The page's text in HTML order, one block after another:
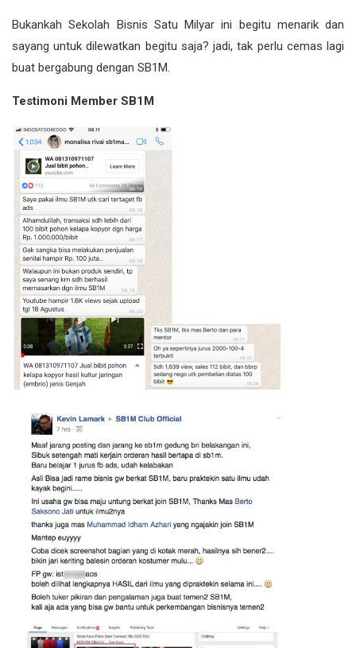
Bukankah Sekolah Bisnis Satu Milyar ini begitu menarik dan
sayang untuk dilewatkan begitu saja? jadi, tak perlu cemas lagi
buat bergabung dengan SB1M.
Testimoni Member SB1M